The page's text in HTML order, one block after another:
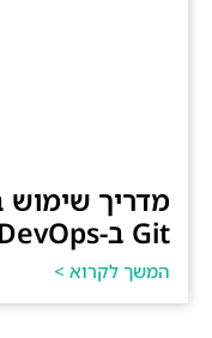
מדריך שימוש
Git ב-DevOps
המשך לקרוא >